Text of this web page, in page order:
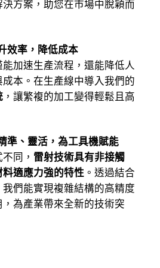
方案，助您在市場中脫穎而
效率，降低成本
能加速生產流程，還能降低人
本。在生產線中導入我們的
，讓繁複的加工變得輕鬆且高
準、靈活，為工具機賦能
同， 雷射技術具有非接觸
適應力強的特性 。透過結合
們能實現複雜結構的高精度
為產業帶來全新的技術突